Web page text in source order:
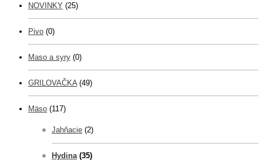
NOVINKY (25)
Pivo (0)
Maso a syry (0)
GRILOVAČKA (49)
Mäso (117)
Jahňacie (2)
Hydina (35)